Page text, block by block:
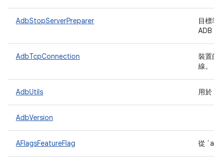
AdbStopServerPreparer
目標準
ADB
AdbTcpConnection
裝置的
線。
AdbUtils 用於
AdbVersion
AFlagsFeatureFlag 從